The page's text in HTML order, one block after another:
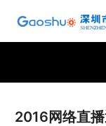
2016网络直